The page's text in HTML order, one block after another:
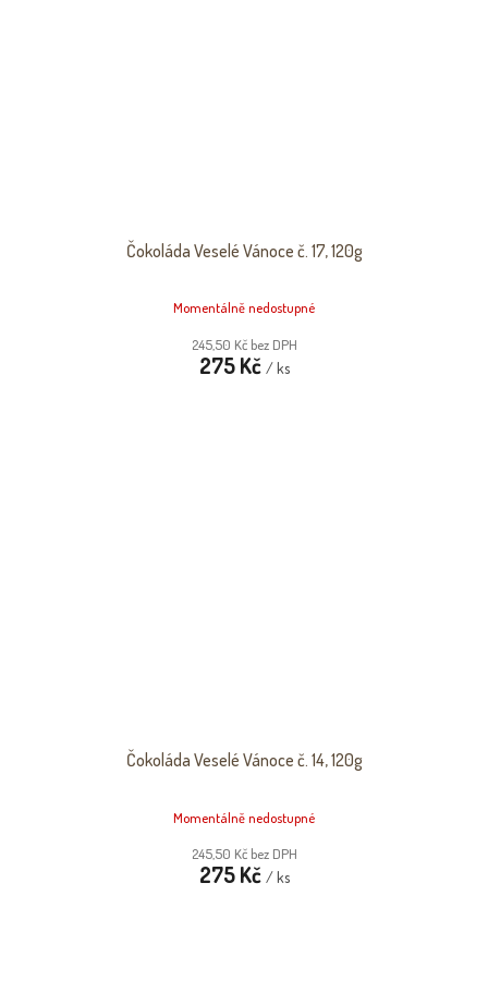
Čokoláda Veselé Vánoce č. 17, 120g
Momentálně nedostupné
245,50 Kč bez DPH
275 Kč / ks
Čokoláda Veselé Vánoce č. 14, 120g
Momentálně nedostupné
245,50 Kč bez DPH
275 Kč / ks